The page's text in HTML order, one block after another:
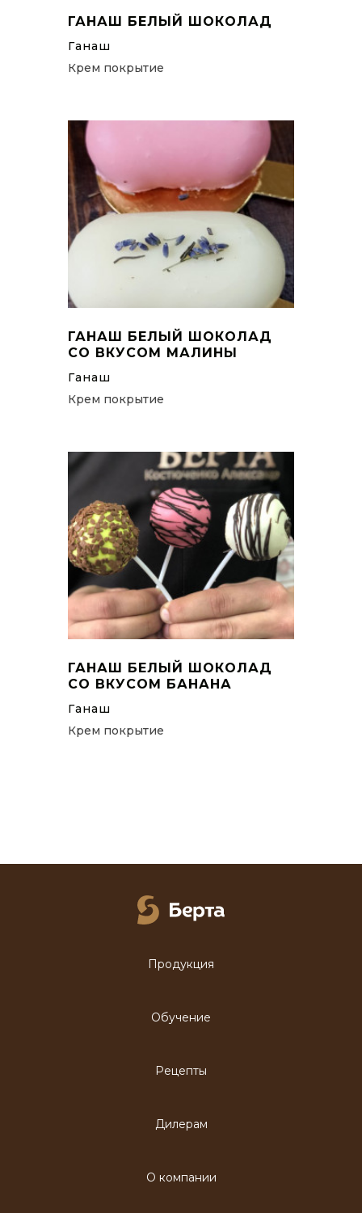
ГАНАШ БЕЛЫЙ ШОКОЛАД
Ганаш
Крем покрытие
ГАНАШ БЕЛЫЙ ШОКОЛАД
СО ВКУСОМ МАЛИНЫ
Ганаш
Крем покрытие
ГАНАШ БЕЛЫЙ ШОКОЛАД
СО ВКУСОМ БАНАНА
Ганаш
Крем покрытие
Продукция
Обучение
Рецепты
Дилерам
О компании